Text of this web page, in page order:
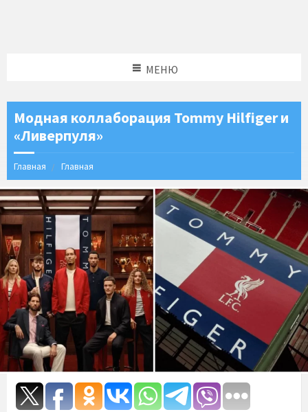
МЕНЮ
Модная коллаборация Tommy Hilfiger и
«Ливерпуля»
Главная Главная